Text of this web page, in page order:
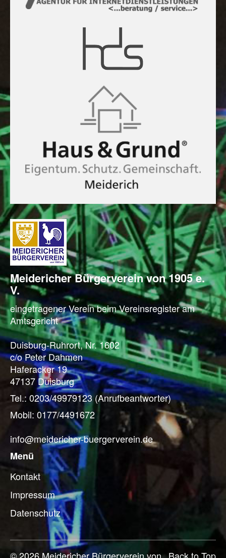
Meidericher Bürger­verein von 1905 e.
V.
eingetragener Verein beim Vereinsregister am
Amtsgericht
Duisburg-Ruhrort, Nr. 1602
c/o Peter Dahmen
Haferacker 19
47137 Duisburg
Tel.: 0203/49979123 (Anrufbeantworter)
Mobil: 0177/4491672
info@meidericher-buergerverein.de
Menü
Kontakt
Impressum
Datenschutz